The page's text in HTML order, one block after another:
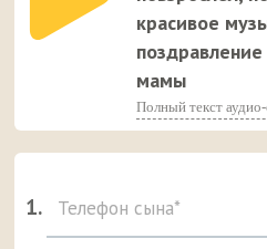
красивое
мамы
Полный текст
1.